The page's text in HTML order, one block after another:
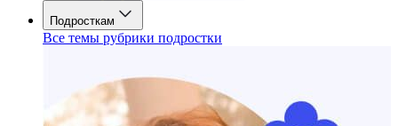
Подросткам
Все темы рубрики подростки